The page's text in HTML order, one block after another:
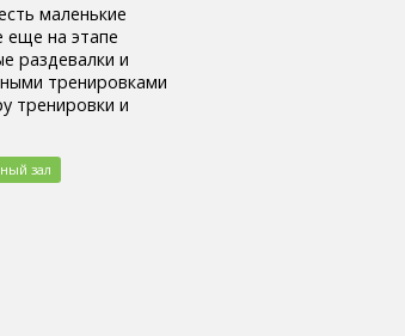
маленькие
еще на этапе
раздевалки и
тренировками
тренировки и
зал